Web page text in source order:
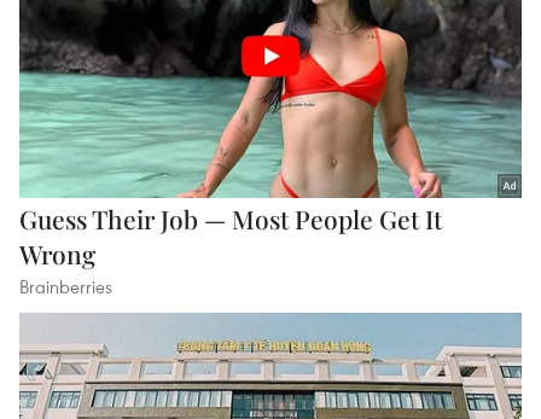
vietnamplus.vn
Đà Nẵng: Hỗ trợ 700 triệu đồng cho đồng
bào nghèo xã Hùng Sơn